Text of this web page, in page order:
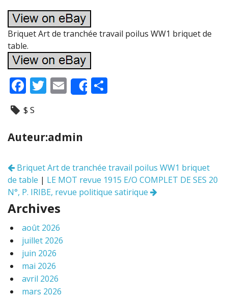
Briquet Art de tranchée travail poilus WW1 briquet de
table.
F
ac
e
b
o
k
T
er
E
m
l
Share
$ S
Auteur:admin
Navigation
des
articles
Briquet Art de tranchée travail poilus WW1 briquet
de table | LE MOT revue 1915 E/O COMPLET DE SES 20
N°, P. IRIBE, revue politique satirique
Archives
août 2026
juillet 2026
juin 2026
mai 2026
avril 2026
mars 2026